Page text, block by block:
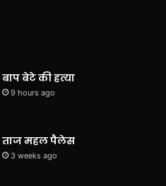
बाप बेटे की हत्या
9 hours ago
ताज महल पैलेस
3 weeks ago